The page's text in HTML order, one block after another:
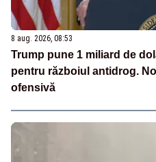
8 aug. 2026, 08:53
Trump pune 1 miliard de
pentru războiul antidrog.
ofensivă